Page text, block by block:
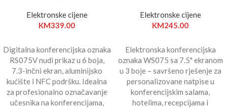
Elektronske cijene
KM339.00
Digitalna konferencijska oznaka
RS075V nudi prikaz u 6 boja,
7.3-inčni ekran, aluminijsko
kućište i NFC podršku. Idealna
za profesionalno označavanje
učesnika na konferencijama,
Elektronske cijene
KM245.00
Elektronska konferencijska
oznaka WS075 sa 7.5" ekranom
u 3 boje – savršeno rješenje za
personalizovane natpise u
konferencijskim salama,
hotelima, recepcijama i